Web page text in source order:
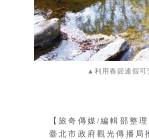
▲利用春節連假可
【旅奇傳媒/編輯部整
臺北市政府觀光傳播局